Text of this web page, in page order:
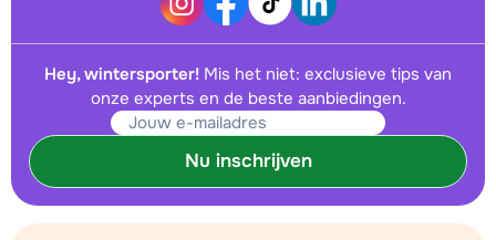
Hey, wintersporter! Mis het niet: exclusieve tips van
onze experts en de beste aanbiedingen.
Nu inschrijven